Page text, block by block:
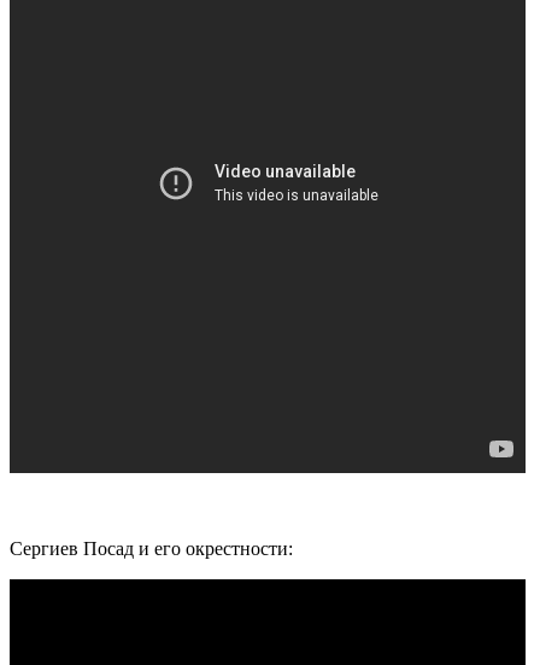
Сергиев Посад и его окрестности: